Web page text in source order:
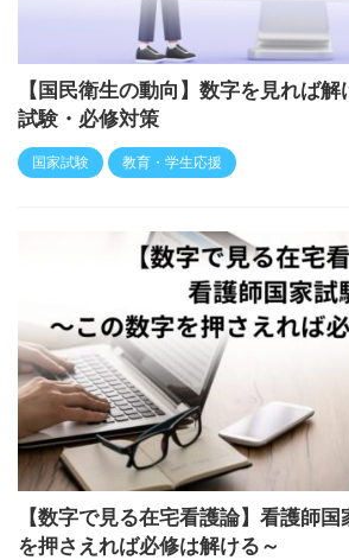
【国民衛生の動向】数字を見れば
試験・必修対策
国家試験 教育・学生応援
【数字で見る在宅看護論】看護師
を押さえれば必修は解ける～